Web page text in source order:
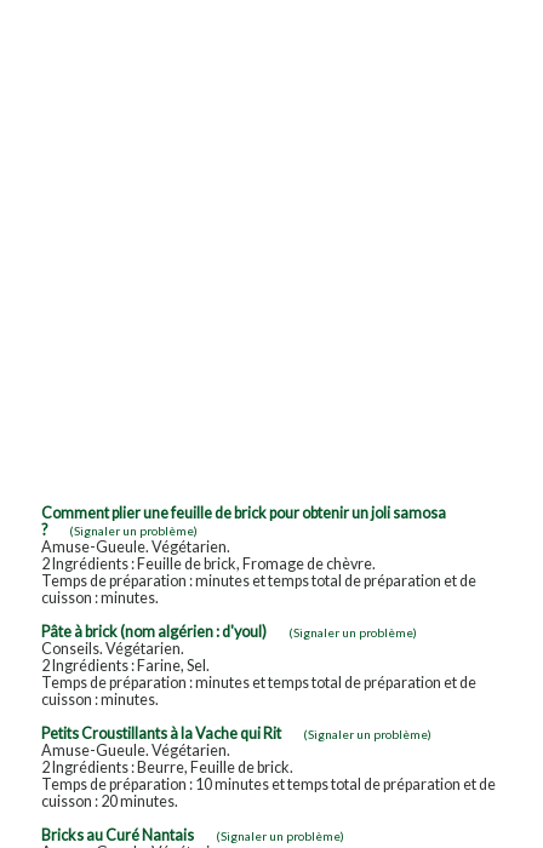
Comment plier une feuille de brick pour obtenir un joli samosa
?
(Signaler un problème)
Amuse-Gueule. Végétarien.
2 Ingrédients : Feuille de brick, Fromage de chèvre.
Temps de préparation : minutes et temps total de préparation et de
cuisson : minutes.
Pâte à brick (nom algérien : d'youl)
(Signaler un problème)
Conseils. Végétarien.
2 Ingrédients : Farine, Sel.
Temps de préparation : minutes et temps total de préparation et de
cuisson : minutes.
Petits Croustillants à la Vache qui Rit
(Signaler un problème)
Amuse-Gueule. Végétarien.
2 Ingrédients : Beurre, Feuille de brick.
Temps de préparation : 10 minutes et temps total de préparation et de
cuisson : 20 minutes.
Bricks au Curé Nantais
(Signaler un problème)